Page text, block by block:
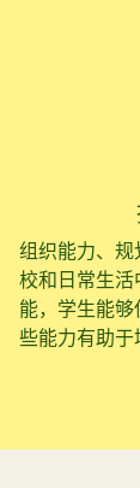
组织能力、
校和日常生活
能，学生能
些能力有助于